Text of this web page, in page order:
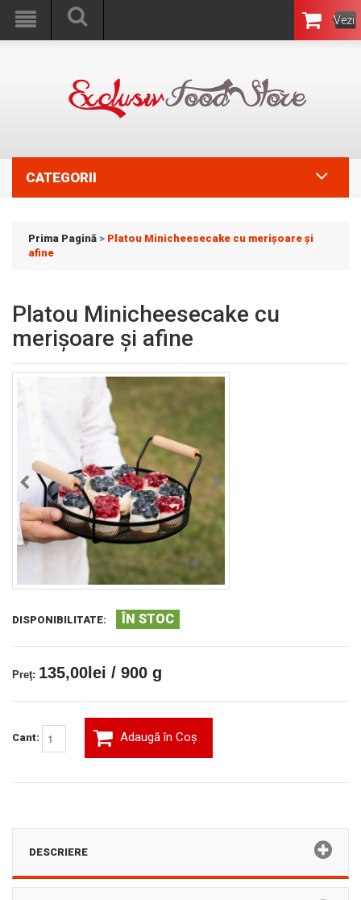
Vezi
Coşul
CATEGORII
Prima Pagină > Platou Minicheesecake cu merișoare și
afine
Platou Minicheesecake cu
merișoare și afine
DISPONIBILITATE: ÎN STOC
Preţ: 135,00lei / 900 g
Cant: Adaugă în Coş
DESCRIERE